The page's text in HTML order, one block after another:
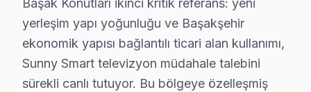
Sunny TV'lerin tamir fiyatları, Başakşehir bölgesinde
Yazılım veya firmware güncellemeleri de önemli bir
Başakşehir'de Her Kuşağa Sunny Servisi:
Başak Konutları ikinci kritik referans: yeni
yerleşim yapı yoğunluğu ve Başakşehir
ekonomik yapısı bağlantılı ticari alan kullanımı,
Sunny Smart televizyon müdahale talebini
sürekli canlı tutuyor. Bu bölgeye özelleşmiş